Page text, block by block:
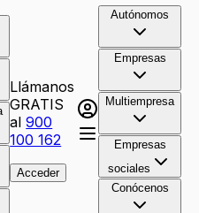
Llámanos
GRATIS
al900
100 162
Acceder
Autónomos
Empresas
Multiempresa
Empresas
sociales
Conócenos